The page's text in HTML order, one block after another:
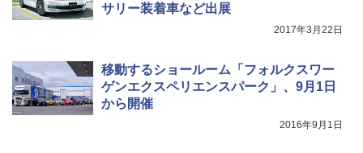
サリー装着車など出展
2017年3月22日
移動するショールーム「フォルクスワー
ゲンエクスペリエンスパーク」、9月1日
から開催
2016年9月1日